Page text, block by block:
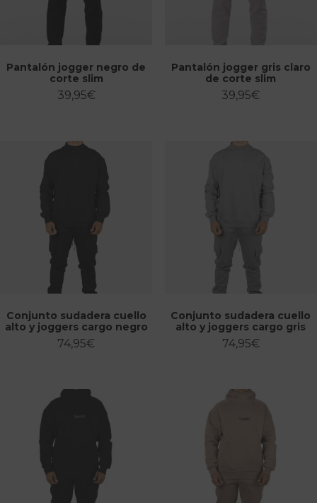
Pantalón jogger negro de
corte slim
39,95€
Pantalón jogger gris claro
de corte slim
39,95€
Conjunto sudadera cuello
alto y joggers cargo negro
74,95€
Conjunto sudadera cuello
alto y joggers cargo gris
74,95€